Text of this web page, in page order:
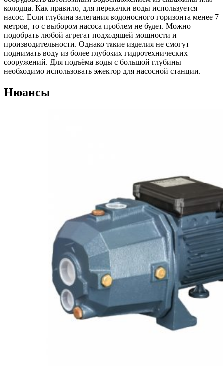
колодца. Как правило, для перекачки воды используется
насос. Если глубина залегания водоносного горизонта менее 7
метров, то с выбором насоса проблем не будет. Можно
подобрать любой агрегат подходящей мощности и
производительности. Однако такие изделия не смогут
поднимать воду из более глубоких гидротехнических
сооружений. Для подъёма воды с большой глубины
необходимо использовать эжектор для насосной станции.
Нюансы